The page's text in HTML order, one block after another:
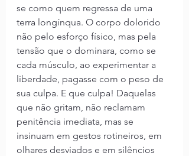
se como quem regressa de uma
terra longínqua. O corpo dolorido
não pelo esforço físico, mas pela
tensão que o dominara, como se
cada músculo, ao experimentar a
liberdade, pagasse com o peso de
sua culpa. E que culpa! Daquelas
que não gritam, não reclamam
penitência imediata, mas se
insinuam em gestos rotineiros, em
olhares desviados e em silêncios